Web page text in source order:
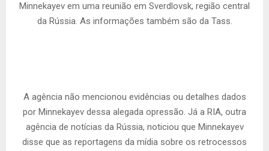
Minnekayev em uma reunião em Sverdlovsk, região central
da Rússia. As informações também são da Tass.
A agência não mencionou evidências ou detalhes dados
por Minnekayev dessa alegada opressão. Já a RIA, outra
agência de notícias da Rússia, noticiou que Minnekayev
disse que as reportagens da mídia sobre os retrocessos